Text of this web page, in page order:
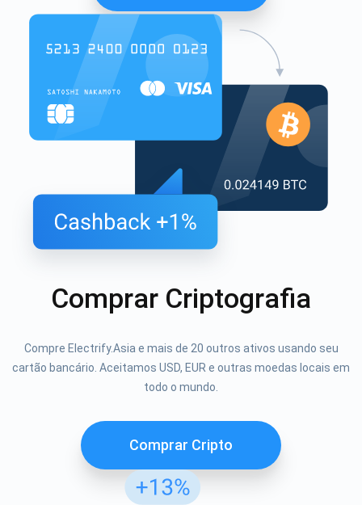
Comprar Criptografia
Compre Electrify.Asia e mais de 20 outros ativos usando seu
cartão bancário. Aceitamos USD, EUR e outras moedas locais em
todo o mundo.
Comprar Cripto